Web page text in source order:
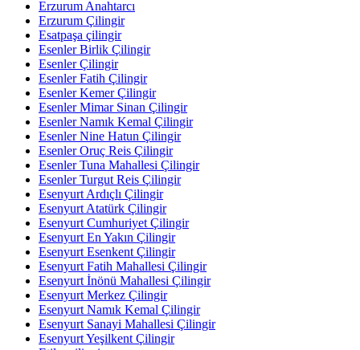
Erzurum Anahtarcı
Erzurum Çilingir
Esatpaşa çilingir
Esenler Birlik Çilingir
Esenler Çilingir
Esenler Fatih Çilingir
Esenler Kemer Çilingir
Esenler Mimar Sinan Çilingir
Esenler Namık Kemal Çilingir
Esenler Nine Hatun Çilingir
Esenler Oruç Reis Çilingir
Esenler Tuna Mahallesi Çilingir
Esenler Turgut Reis Çilingir
Esenyurt Ardıçlı Çilingir
Esenyurt Atatürk Çilingir
Esenyurt Cumhuriyet Çilingir
Esenyurt En Yakın Çilingir
Esenyurt Esenkent Çilingir
Esenyurt Fatih Mahallesi Çilingir
Esenyurt İnönü Mahallesi Çilingir
Esenyurt Merkez Çilingir
Esenyurt Namık Kemal Çilingir
Esenyurt Sanayi Mahallesi Çilingir
Esenyurt Yeşilkent Çilingir